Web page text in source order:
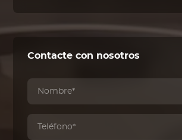
Contacte con nosotros